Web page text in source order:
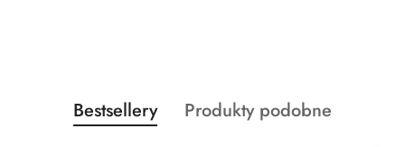
Pomiń karuzelę produktów
Produkty
o
Bestsellery
Produkty
Produkty podobne